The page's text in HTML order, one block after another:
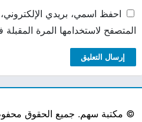
احفظ اسمي، بريدي
المتصفح لاستخدامها المرة
© مكتبة سهم. جميع الحقوق